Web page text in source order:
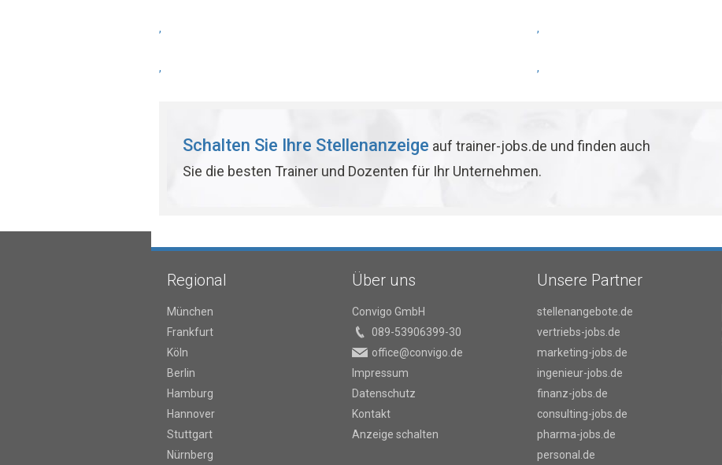
, ,
, ,
Schalten Sie Ihre Stellenanzeige auf trainer-jobs.de und finden auch
Sie die besten Trainer und Dozenten für Ihr Unternehmen.
Regional
München
Frankfurt
Köln
Berlin
Hamburg
Hannover
Stuttgart
Nürnberg
Über uns
Convigo GmbH
089-53906399-30
office@convigo.de
Impressum
Datenschutz
Kontakt
Anzeige schalten
Unsere Partner
stellenangebote.de
vertriebs-jobs.de
marketing-jobs.de
ingenieur-jobs.de
finanz-jobs.de
consulting-jobs.de
pharma-jobs.de
personal.de